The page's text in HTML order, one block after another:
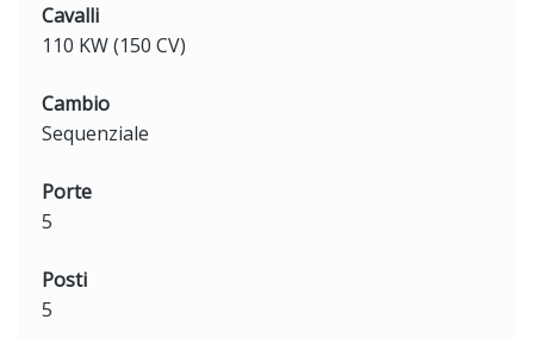
Cavalli
110 KW (150 CV)
Cambio
Sequenziale
Porte
5
Posti
5